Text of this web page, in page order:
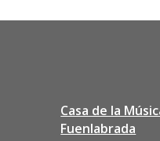
Casa de la
Fuenlabrada